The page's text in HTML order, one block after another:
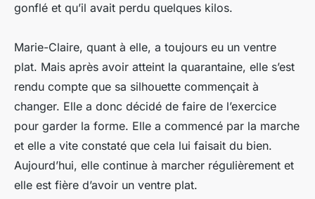
gonflé et qu’il avait perdu quelques kilos.
Marie-Claire, quant à elle, a toujours eu un ventre
plat. Mais après avoir atteint la quarantaine, elle s’est
rendu compte que sa silhouette commençait à
changer. Elle a donc décidé de faire de l’exercice
pour garder la forme. Elle a commencé par la marche
et elle a vite constaté que cela lui faisait du bien.
Aujourd’hui, elle continue à marcher régulièrement et
elle est fière d’avoir un ventre plat.